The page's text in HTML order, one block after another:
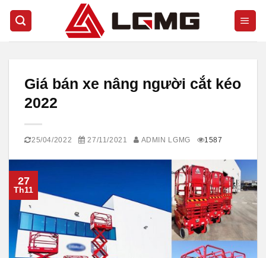
Skip
content
Giá bán xe nâng người cắt kéo
2022
25/04/2022 27/11/2021 ADMIN LGMG 1587
27
Th11